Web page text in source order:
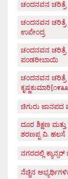
ಚಂದನವನ ಚರಿತ್ರೆ
ಚಂದನವನ ಚರಿತ್ರೆ
ಉಪೇಂದ್ರ
ಚಂದನವನ ಚರಿತ್ರೆ
ಪಂಡರೀಬಾಯಿ
ಚಂದನವನ ಚರಿತ್ರೆ
ಚಿಗುರು ಜಾನಪದ
ದೂರ ಶಿಕ್ಷಣ
ಶರಣಪ್ಪ ವಿ. ಹಲಸೆ
ನಗರದಲ್ಲಿ
ನೆಚ್ಚಿನ